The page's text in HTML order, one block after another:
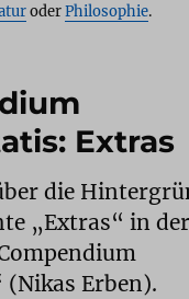
oderPhilosophie.
Extras
die
„Extras“ in der
Erben).